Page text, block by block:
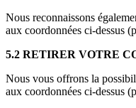
Nous reconnaissons
aux coordonnées ci-dessus
5.2 RETIRER VOTRE
Nous vous offrons la
aux coordonnées ci-dessus